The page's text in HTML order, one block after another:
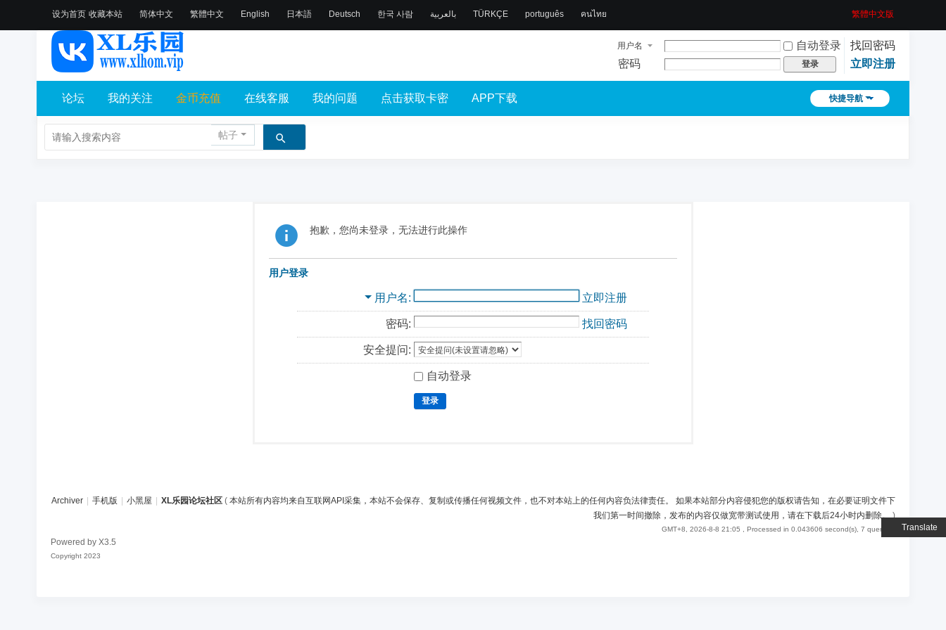
设为首页 收藏本站
Translate
简体中文 繁體中文 English 日本語 Deutsch 한국 사람 بالعربية TÜRKÇE português คนไทย 繁體中文版
用户名 自动登录
找回密码
密码
登录 立即注册
快捷导航
论坛 我的关注 金币充值 在线客服 我的问题 点击获取卡密 APP下载
帖子
抱歉，您尚未登录，无法进行此操作
用户登录
用户名 立即注册
密码: 找回密码
安全提问:
自动登录
登录
Archiver 手机版 小黑屋 XL乐园论坛社区 ( 本站所有内容均来自互联网API采集，本站不会保存、复制或传播任何视频文件，也不对本站上的任何内容负法律责任。 如果本站部分内容侵犯您的版权请告知，在必要证明文件下
我们第一时间撤除，发布的内容仅做宽带测试使用，请在下载后24小时内删除。)
GMT+8, 2026-8-8 21:05 , Processed in 0.043606 second(s), 7 queries .
Powered by X3.5
Copyright 2023